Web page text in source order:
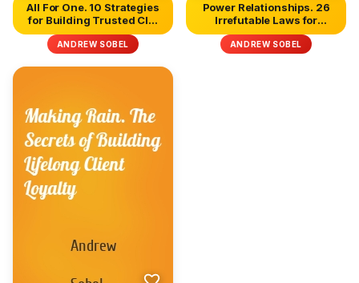
All For One. 10 Strategies
for Building Trusted Cl...
ANDREW SOBEL
Power Relationships. 26
Irrefutable Laws for
Build...
ANDREW SOBEL